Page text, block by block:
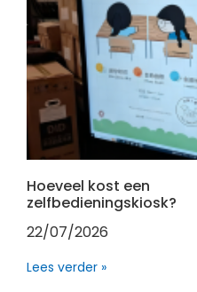
Hoeveel kost een
zelfbedieningskiosk?
22/07/2026
Lees verder »